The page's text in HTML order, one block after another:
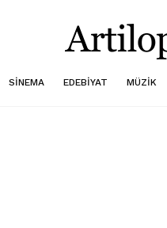
SINEMA EDEBIYAT MÜZIK